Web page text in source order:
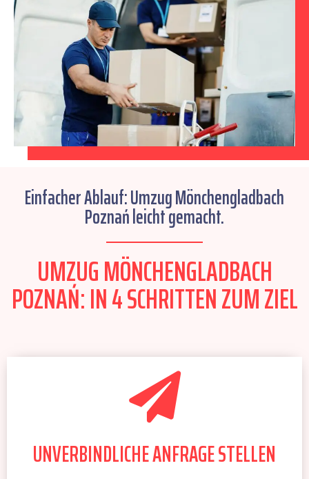
Einfacher Ablauf: Umzug Mönchengladbach
Poznań leicht gemacht.
UMZUG MÖNCHENGLADBACH
POZNAŃ: IN 4 SCHRITTEN ZUM ZIEL
UNVERBINDLICHE ANFRAGE STELLEN